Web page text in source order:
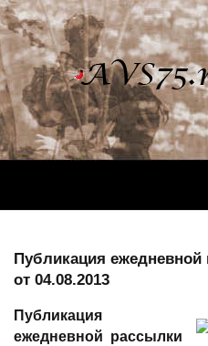
Публикация
от 04.08.2013
Публикация
ежедневной рассылки